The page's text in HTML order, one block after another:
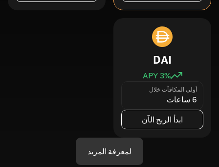
DAI
3% APY
أولى المكافآت خلال
6 ساعات
ابدأ الربح الآن
لمعرفة المزيد